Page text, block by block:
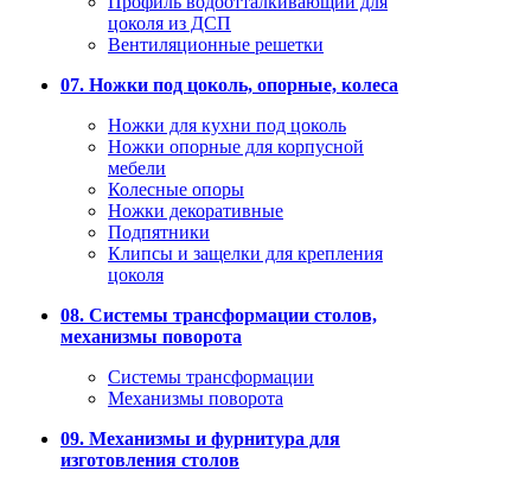
цоколя из ДСП
Вентиляционные решетки
07. Ножки под цоколь, опорные, колеса
Ножки для кухни под цоколь
Ножки опорные для корпусной
мебели
Колесные опоры
Ножки декоративные
Подпятники
Клипсы и защелки для крепления
цоколя
08. Системы трансформации столов,
механизмы поворота
Системы трансформации
Механизмы поворота
09. Механизмы и фурнитура для
изготовления столов